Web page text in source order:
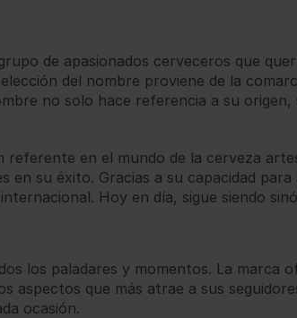
de apasionados cerveceros que
del nombre proviene de la
no solo hace referencia a su
en el mundo de la cerveza
en su éxito. Gracias a su capacidad
Hoy en día, sigue siendo
los paladares y momentos. La marca
aspectos que más atrae a sus
ocasión.